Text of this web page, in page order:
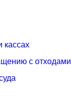
кассах
с отходами